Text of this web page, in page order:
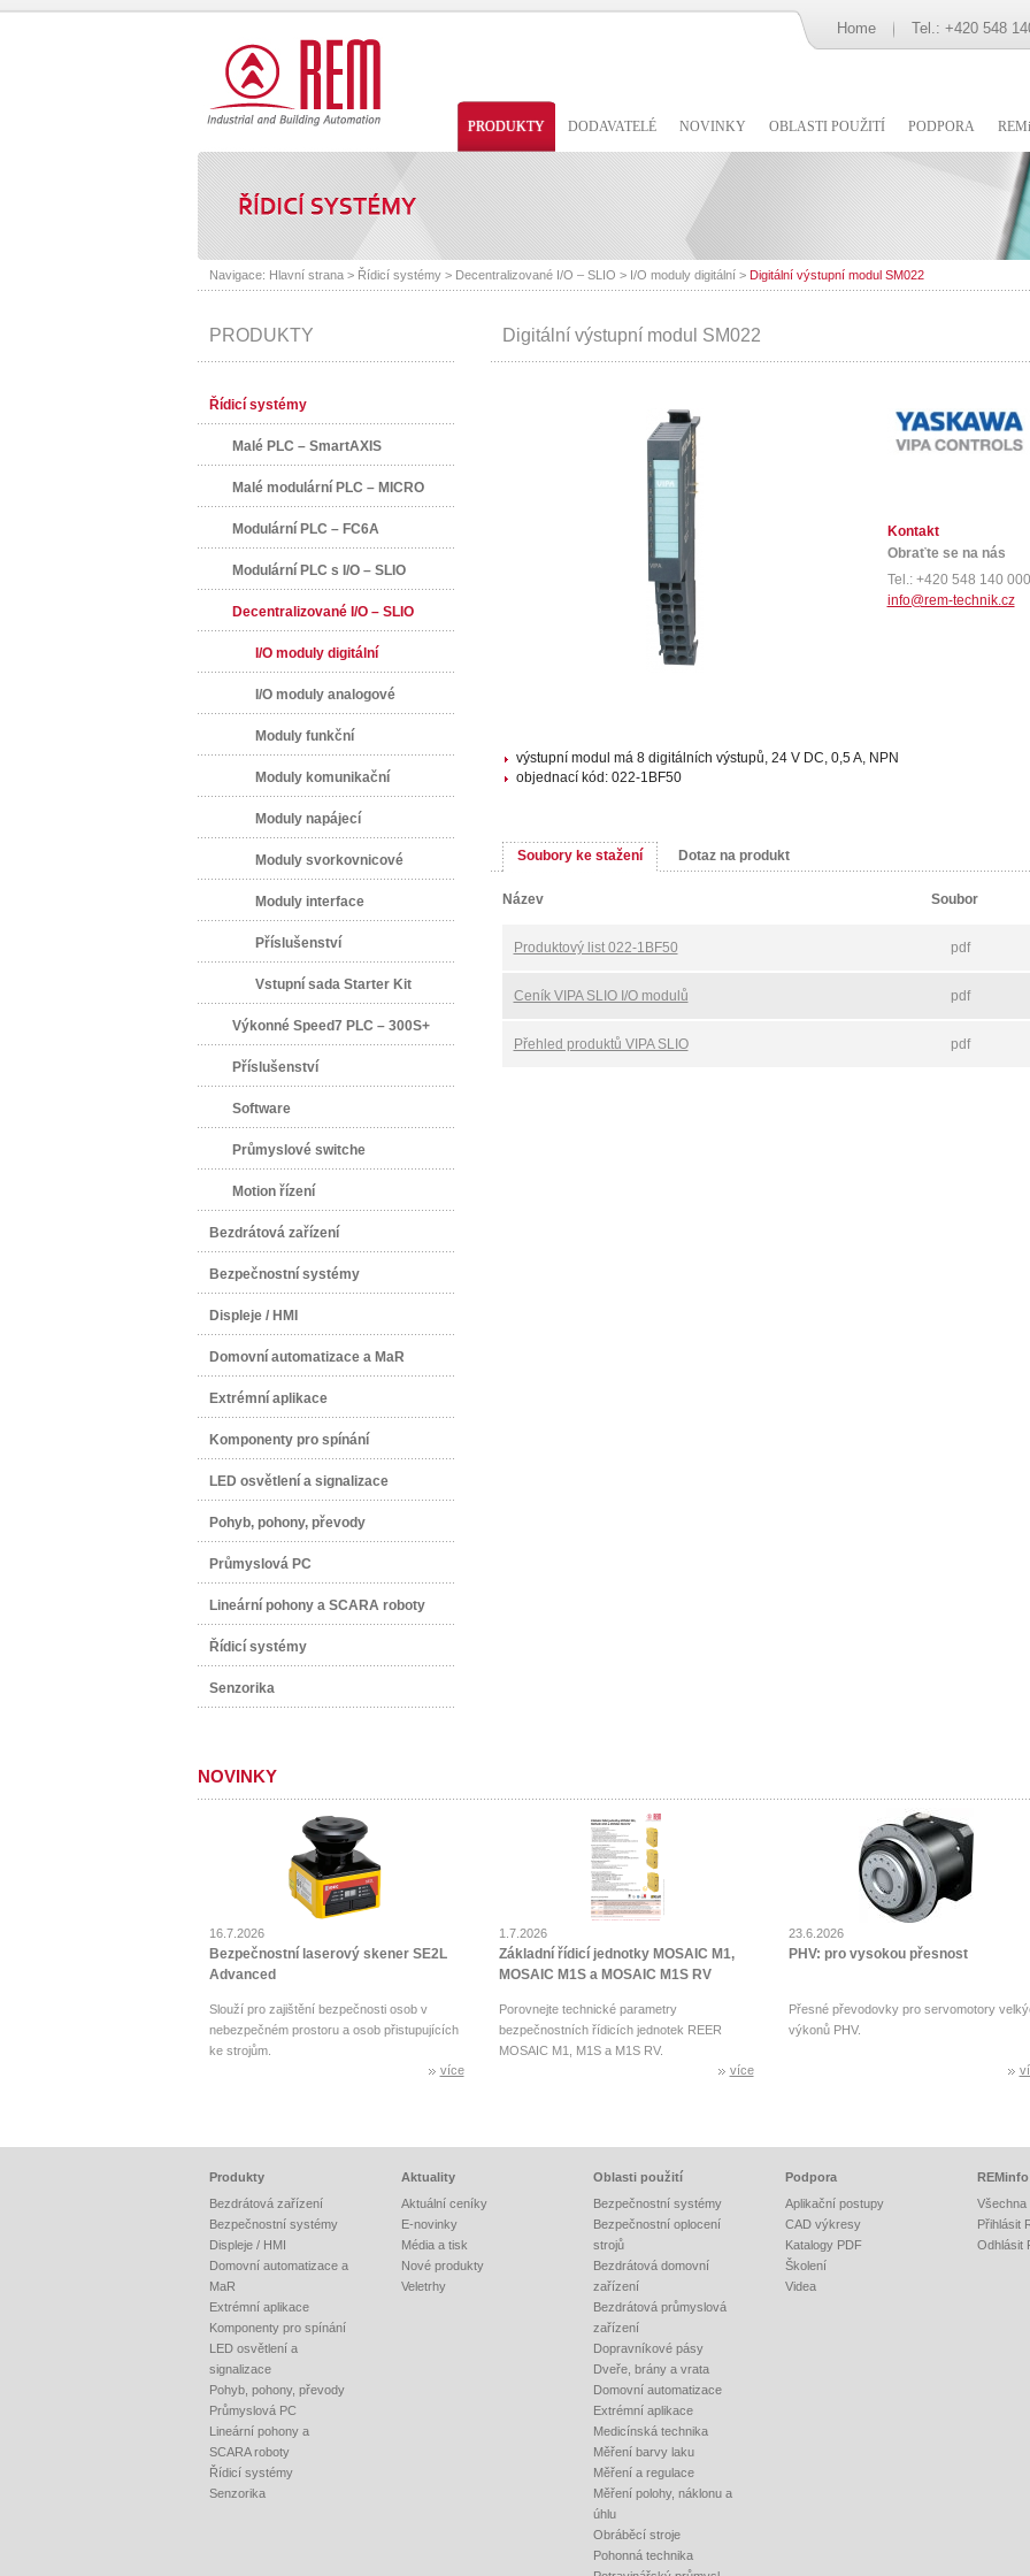
Home Tel.: +420 548
PRODUKTY DODAVATELÉ NOVINKY OBLASTI POUŽITÍ PODPORA
Navigace: Hlavní strana> Řídicí systémy> Decentralizované I/O – SLIO > I/O moduly digitální> Digitální výstupní modul SM022
PRODUKTY
Řídicí systémy
Malé PLC – SmartAXIS
Malé modulární PLC – MICRO
Modulární PLC – FC6A
Modulární PLC s I/O – SLIO
Decentralizované I/O – SLIO
I/O moduly digitální
I/O moduly analogové
Moduly funkční
Moduly komunikační
Moduly napájecí
Moduly svorkovnicové
Moduly interface
Příslušenství
Vstupní sada Starter Kit
Výkonné Speed7 PLC – 300S+
Příslušenství
Software
Průmyslové switche
Motion řízení
Bezdrátová zařízení
Bezpečnostní systémy
Displeje / HMI
Domovní automatizace a MaR
Extrémní aplikace
Komponenty pro spínání
LED osvětlení a signalizace
Pohyb, pohony, převody
Průmyslová PC
Lineární pohony a SCARA roboty
Řídicí systémy
Senzorika
Digitální výstupní modul SM022
Kontakt
Obraťte se na nás
Tel.: +420 548 140 000
info@rem-technik.cz
výstupní modul má 8 digitálních výstupů, 24 V DC, 0,5 A, NPN
objednací kód: 022-1BF50
Soubory ke stažení Dotaz na produkt
Název Soubor
Produktový list 022-1BF50 pdf
Ceník VIPA SLIO I/O modulů pdf
Přehled produktů VIPA SLIO pdf
NOVINKY
16.7.2026
Bezpečnostní laserový skener SE2L
Advanced
Slouží pro zajištění bezpečnosti osob v
nebezpečném prostoru a osob přistupujících
ke strojům.
více
1.7.2026
Základní řídicí jednotky MOSAIC M1,
MOSAIC M1S a MOSAIC M1S RV
Porovnejte technické parametry
bezpečnostních řídicích jednotek REER
MOSAIC M1, M1S a M1S RV.
více
23.6.2026
PHV: pro vysokou přesnost
Přesné převodovky pro servomotory
výkonů PHV.
Produkty
Bezdrátová zařízení
Bezpečnostní systémy
Displeje / HMI
Domovní automatizace a
MaR
Extrémní aplikace
Komponenty pro spínání
LED osvětlení a
signalizace
Pohyb, pohony, převody
Průmyslová PC
Lineární pohony a
SCARA roboty
Řídicí systémy
Senzorika
Aktuality
Aktuální ceníky
E-novinky
Média a tisk
Nové produkty
Veletrhy
Oblasti použití
Bezpečnostní systémy
Bezpečnostní oplocení
strojů
Bezdrátová domovní
zařízení
Bezdrátová průmyslová
zařízení
Dopravníkové pásy
Dveře, brány a vrata
Domovní automatizace
Extrémní aplikace
Medicínská technika
Měření barvy laku
Měření a regulace
Měření polohy, náklonu a
úhlu
Obráběcí stroje
Pohonná technika
Podpora
Aplikační postupy
CAD výkresy
Katalogy PDF
Školení
Videa
REMinfo
Všechna
Přihlásit
Odhlásit